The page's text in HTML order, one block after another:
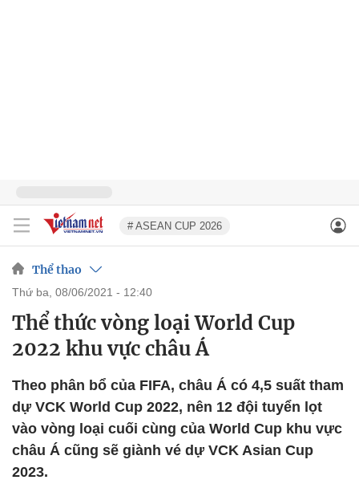
# ASEAN CUP 2026
Thể thao
thứ ba, 08/06/2021 - 12:40
Thể thức vòng loại World Cup
2022 khu vực châu Á
Theo phân bổ của FIFA, châu Á có 4,5 suất tham
dự VCK World Cup 2022, nên 12 đội tuyển lọt
vào vòng loại cuối cùng của World Cup khu vực
châu Á cũng sẽ giành vé dự VCK Asian Cup
2023.